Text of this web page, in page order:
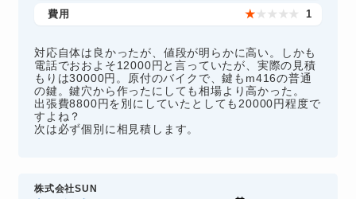
費用 ★ ★ ★ ★ ★ 1
対応自体は良かったが、値段が明らかに高い。しかも
電話でおおよそ12000円と言っていたが、実際の見積
もりは30000円。原付のバイクで、鍵もm416の普通
の鍵。鍵穴から作ったにしても相場より高かった。
出張費8800円を別にしていたとしても20000円程度で
すよね？
次は必ず個別に相見積します。
株式会社SUN